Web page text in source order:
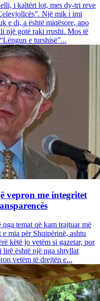
i kaltërt lot, mes dy-tri reve
Një mik i imi
e di, a është miqësore, apo
një gotë raki rrushi. Mos të
e turshisë”...
vepron me integritet
temat që kam trajtuar më
mia për Shqipërinë, ashtu
këtë jo vetëm si gazetar, por
lirë është një nga shtyllat
vetëm të drejtën e...